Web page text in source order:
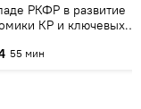
РКФР в развитие
КР и ключевых
55 мин